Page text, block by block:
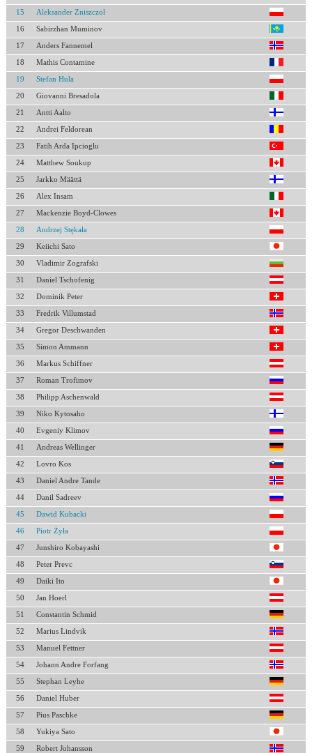
15 Aleksander Zniszczoł
16 Sabirzhan Muminov
17 Anders Fannemel
18 Mathis Contamine
19 Stefan Hula
20 Giovanni Bresadola
21 Antti Aalto
22 Andrei Feldorean
23 Fatih Arda Ipcioglu
24 Matthew Soukup
25 Jarkko Määttä
26 Alex Insam
27 Mackenzie Boyd-Clowes
28 Andrzej Stękała
29 Keiichi Sato
30 Vladimir Zografski
31 Daniel Tschofenig
32 Dominik Peter
33 Fredrik Villumstad
34 Gregor Deschwanden
35 Simon Ammann
36 Markus Schiffner
37 Roman Trofimov
38 Philipp Aschenwald
39 Niko Kytosaho
40 Evgeniy Klimov
41 Andreas Wellinger
42 Lovro Kos
43 Daniel Andre Tande
44 Danil Sadreev
45 Dawid Kubacki
46 Piotr Żyła
47 Junshiro Kobayashi
48 Peter Prevc
49 Daiki Ito
50 Jan Hoerl
51 Constantin Schmid
52 Marius Lindvik
53 Manuel Fettner
54 Johann Andre Forfang
55 Stephan Leyhe
56 Daniel Huber
57 Pius Paschke
58 Yukiya Sato
59 Robert Johansson